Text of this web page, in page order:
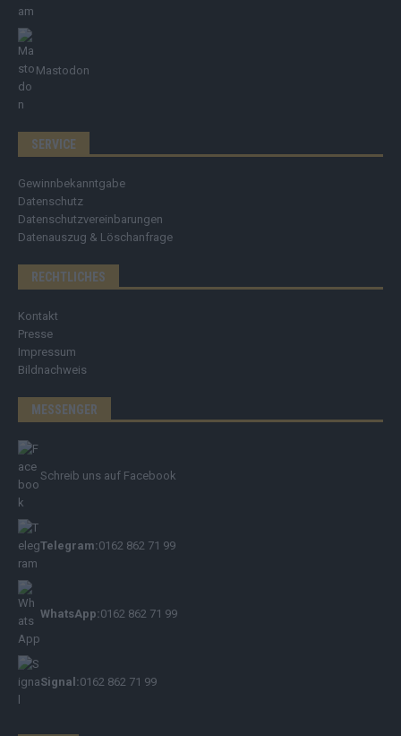
Mastodon
SERVICE
Gewinnbekanntgabe
Datenschutz
Datenschutzvereinbarungen
Datenauszug & Löschanfrage
RECHTLICHES
Kontakt
Presse
Impressum
Bildnachweis
MESSENGER
Schreib uns auf Facebook
Telegram:0162 862 71 99
WhatsApp:0162 862 71 99
Signal:0162 862 71 99